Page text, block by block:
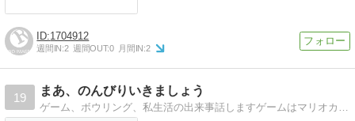
1704912
週間IN:2 週間OUT:0 月間IN:2
19
まあ、のんびりいきましょう